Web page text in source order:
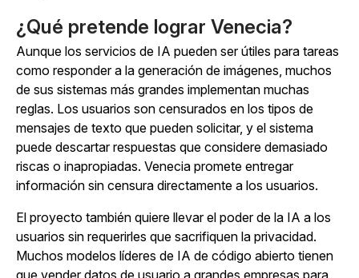
¿Qué pretende lograr Venecia?
Aunque los servicios de IA pueden ser útiles para tareas
como responder a la generación de imágenes, muchos
de sus sistemas más grandes implementan muchas
reglas. Los usuarios son censurados en los tipos de
mensajes de texto que pueden solicitar, y el sistema
puede descartar respuestas que considere demasiado
riscas o inapropiadas. Venecia promete entregar
información sin censura directamente a los usuarios.
El proyecto también quiere llevar el poder de la IA a los
usuarios sin requerirles que sacrifiquen la privacidad.
Muchos modelos líderes de IA de código abierto tienen